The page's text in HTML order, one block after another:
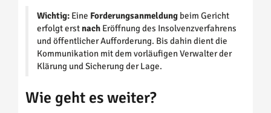
Wichtig: Eine Forderungsanmeldung beim Gericht
erfolgt erst nach Eröffnung des Insolvenzverfahrens
und öffentlicher Aufforderung. Bis dahin dient die
Kommunikation mit dem vorläufigen Verwalter der
Klärung und Sicherung der Lage.
Wie geht es weiter?